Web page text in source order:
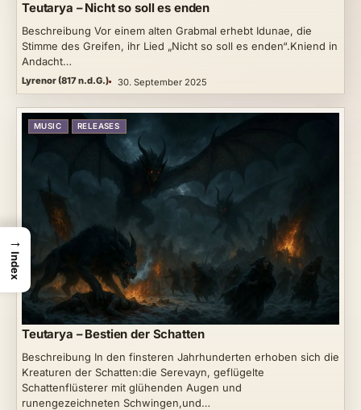
Teutarya – Nicht so soll es enden
Beschreibung Vor einem alten Grabmal erhebt Idunae, die
Stimme des Greifen, ihr Lied „Nicht so soll es enden“.Kniend in
Andacht…
Lyrenor (817 n.d.G.) 30. September 2025
MUSIC RELEASES
Teutarya – Bestien der Schatten
Beschreibung In den finsteren Jahrhunderten erhoben sich die
Kreaturen der Schatten:die Serevayn, geflügelte
Schattenflüsterer mit glühenden Augen und
runengezeichneten Schwingen,und…
→
Index